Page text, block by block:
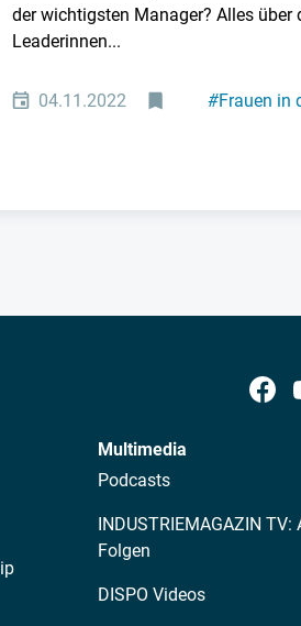
der wichtigsten Manager? Alles über
Leaderinnen...
04.11.2022 #Frauen in
Multimedia
Podcasts
INDUSTRIEMAGAZIN TV:
Folgen
DISPO Videos